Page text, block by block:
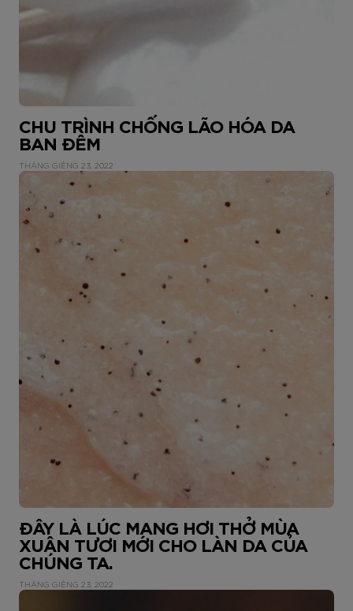
CHU TRÌNH CHỐNG LÃO HÓA DA
BAN ĐÊM
THÁNG GIÊNG 23, 2022
ĐÂY LÀ LÚC MANG HƠI THỞ MÙA
XUÂN TƯƠI MỚI CHO LÀN DA CỦA
CHÚNG TA.
THÁNG GIÊNG 23, 2022